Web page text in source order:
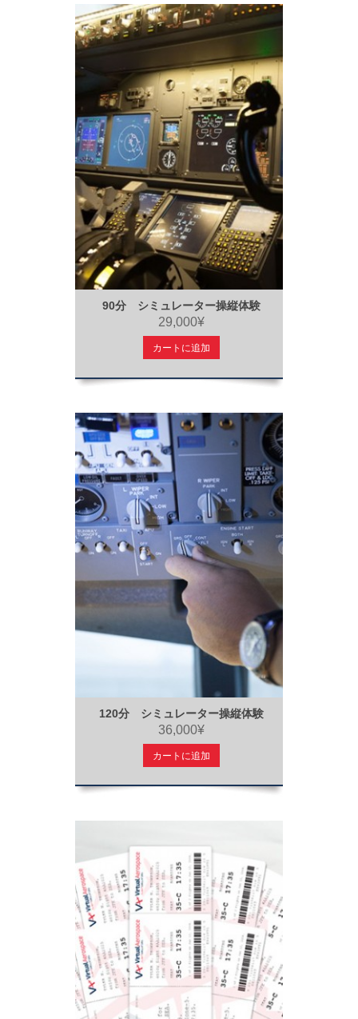
90分 シミュレーター操縦体験
29,000¥
カートに追加
120分 シミュレーター操縦体験
36,000¥
カートに追加